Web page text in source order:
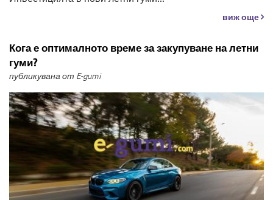
виж още
Кога е оптималното време за закупуване на летни
гуми?
публикувана от E-gumi